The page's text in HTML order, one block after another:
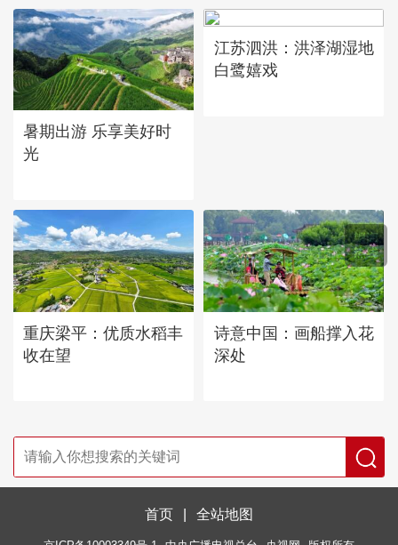
暑期出游 乐享美好时
光
江苏泗洪：洪泽湖湿地
白鹭嬉戏
重庆梁平：优质水稻丰
收在望
诗意中国：画船撑入花
深处
首页 全站地图